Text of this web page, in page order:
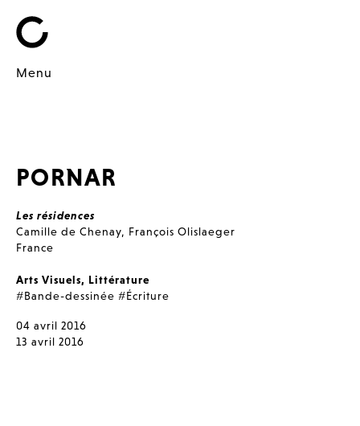
Menu
PORNAR
Les résidences
Camille de Chenay, François Olislaeger
France
Arts Visuels, Littérature
#Bande-dessinée #Écriture
04 avril 2016
13 avril 2016